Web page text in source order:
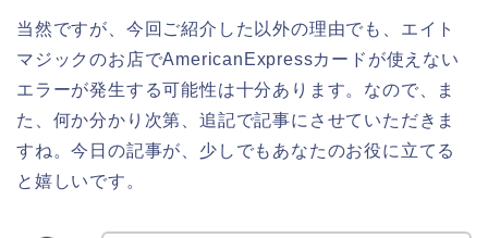
当然ですが、今回ご紹介した以外の理由でも、エイト
マジックのお店でAmericanExpressカードが使えない
エラーが発生する可能性は十分あります。なので、ま
た、何か分かり次第、追記で記事にさせていただきま
すね。今日の記事が、少しでもあなたのお役に立てる
と嬉しいです。